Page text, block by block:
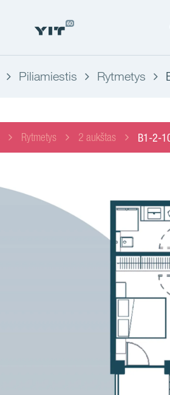
Piliamiestis Rytmetys
Rytmetys 2 aukštas B1-2-